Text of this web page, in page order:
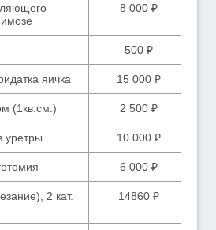
8 000 ₽
500 ₽
яичка 15 000 ₽
(1кв.см.) 2 500 ₽
уретры 10 000 ₽
6 000 ₽
2 кат.
14860 ₽